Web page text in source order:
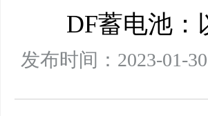
DF蓄电池：
发布时间：2023-